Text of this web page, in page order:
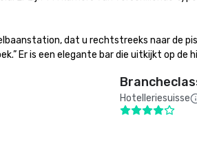
dat u rechtstreeks naar de
Er is een elegante bar die uitkijkt op de
Hotelleriesuisse